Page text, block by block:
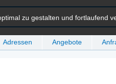
Adressen Angebote
zu gestalten und fortlaufend